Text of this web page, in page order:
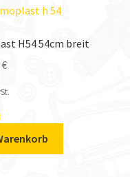
H54 54cm breit
€